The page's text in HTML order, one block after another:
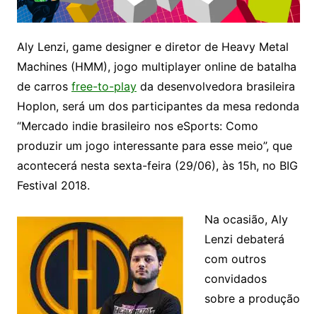
Aly Lenzi, game designer e diretor de Heavy Metal
Machines (HMM), jogo multiplayer online de batalha
de carros free-to-playda desenvolvedora brasileira
Hoplon, será um dos participantes da mesa redonda
“Mercado indie brasileiro nos eSports: Como
produzir um jogo interessante para esse meio”, que
acontecerá nesta sexta-feira (29/06), às 15h, no BIG
Festival 2018.
Na ocasião, Aly
Lenzi debaterá
com outros
convidados
sobre a produção